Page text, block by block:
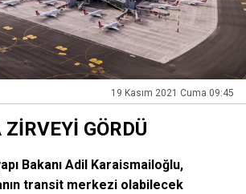
19 Kasım 2021 Cuma 09:45
ZİRVEYİ GÖRDÜ
Bakanı Adil Karaismailoğlu,
transit merkezi olabilecek